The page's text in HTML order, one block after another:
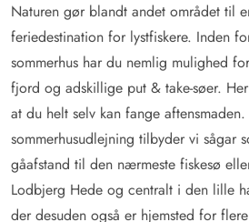
Naturen gør blandt andet området til
feriedestination for lystfiskere. Inden
sommerhus har du nemlig mulighed
fjord og adskillige put & take-søer.
at du helt selv kan fange aftensmaden.
sommerhusudlejning tilbyder vi sågar
gåafstand til den nærmeste fiskesø
Lodbjerg Hede og centralt i den lille
der desuden også er hjemsted for